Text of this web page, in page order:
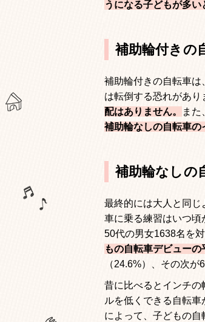
うになる子どもが多い
補助輪付きの
補助輪付きの自転車
は転倒する恐れがあり
配はありません。
また
補助輪なしの自転車の
補助輪なしの
最終的には大人と同
車に乗る練習はいつ
50代の男女1638名を
もの自転車デビューの
（24.6%）、その次が6
昔に比べるとインチの
ルを低くできる自転
によって、子どもの